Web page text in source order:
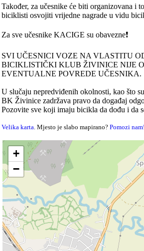
Također, za učesnike će biti organizovana i
biciklisti osvojiti vrijedne nagrade u vidu
Za sve učesnike KACIGE su obavezne❗️
SVI UČESNICI VOZE NA VLASTITU
BICIKLISTIČKI KLUB ŽIVINICE NIJE
EVENTUALNE POVREDE UČESNIKA.
U slučaju nepredviđenih okolnosti, kao što
BK Živinice zadržava pravo da događaj
Pozovite sve koji imaju bicikla da dođu i da
Velika karta . Mjesto je slabo mapirano?Pomozi nam!
+
−